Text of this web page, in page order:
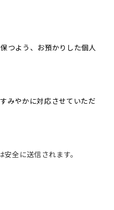
つよう、お預かりした個人
みやかに対応させていただ
全に送信されます。